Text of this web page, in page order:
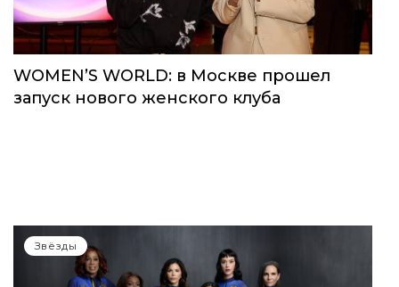
WOMEN’S WORLD: в Москве прошел
запуск нового женского клуба
Звёзды